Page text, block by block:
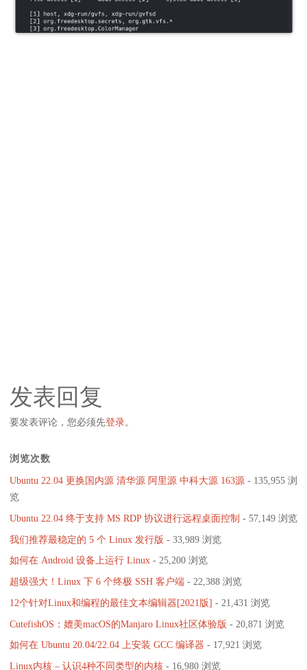
发表回复
要发表评论，您必须先登录。
浏览次数
Ubuntu 22.04 更换国内源 清华源 阿里源 中科大源 163源- 135,955 浏
览
Ubuntu 22.04 终于支持 MS RDP 协议进行远程桌面控制 - 57,149 浏览
我们推荐最稳定的 5 个 Linux 发行版 - 33,989 浏览
如何在 Android 设备上运行 Linux- 25,200 浏览
超级强大！Linux 下 6 个终极 SSH 客户端- 22,388 浏览
12个针对Linux和编程的最佳文本编辑器[2021版] - 21,431 浏览
CutefishOS：媲美macOS的Manjaro Linux社区体验版 - 20,871 浏览
如何在 Ubuntu 20.04/22.04 上安装 GCC 编译器 - 17,921 浏览
Linux内核 – 认识4种不同类型的内核- 16,980 浏览